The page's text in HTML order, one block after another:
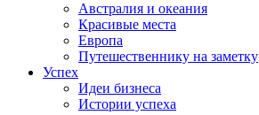
Австралия и океания
Красивые места
Европа
Путешественнику на заметку
Успех
Идеи бизнеса
Истории успеха